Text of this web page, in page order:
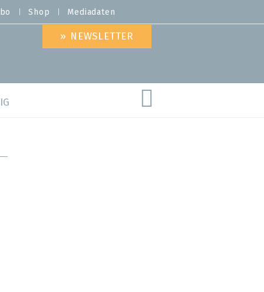
Shop Mediadaten
» NEWSLETTER